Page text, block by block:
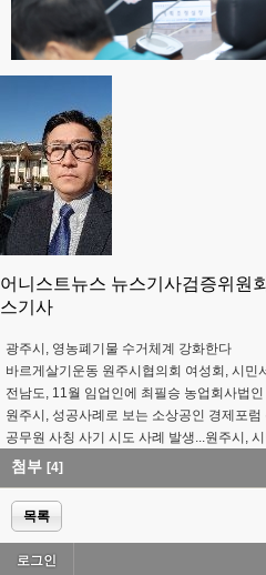
어니스트뉴스 뉴스기사검증위원
스기사
광주시, 영농폐기물 수거체계 강화한다
바르게살기운동 원주시협의회 여성회, 시민
전남도, 11월 임업인에 최필승 농업회사법
원주시, 성공사례로 보는 소상공인 경제포럼
공무원 사칭 사기 시도 사례 발생...원주시,
첨부 [4]
목록
로그인